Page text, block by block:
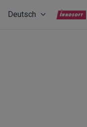
Deutsch